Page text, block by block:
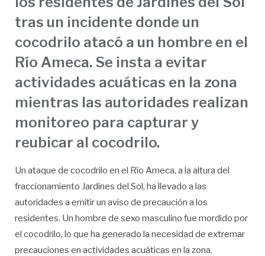
tras un incidente donde un
cocodrilo atacó a un hombre en el
Río Ameca. Se insta a evitar
actividades acuáticas en la zona
mientras las autoridades realizan
monitoreo para capturar y
reubicar al cocodrilo.
Un ataque de cocodrilo en el Río Ameca, a la altura del
fraccionamiento Jardines del Sol, ha llevado a las
autoridades a emitir un aviso de precaución a los
residentes. Un hombre de sexo masculino fue mordido por
el cocodrilo, lo que ha generado la necesidad de extremar
precauciones en actividades acuáticas en la zona.